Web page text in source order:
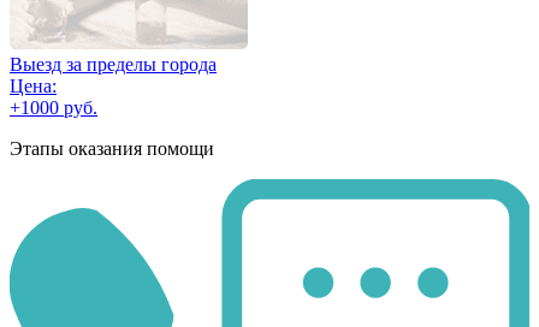
Выезд за пределы города
Цена:
+1000 руб.
Этапы оказания помощи